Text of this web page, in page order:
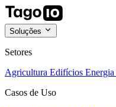
Soluções
Setores
Agricultura Edifícios Energia
Casos de Uso